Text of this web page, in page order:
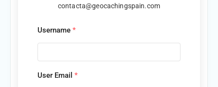
contacta@geocachingspain.com
Username *
User Email *